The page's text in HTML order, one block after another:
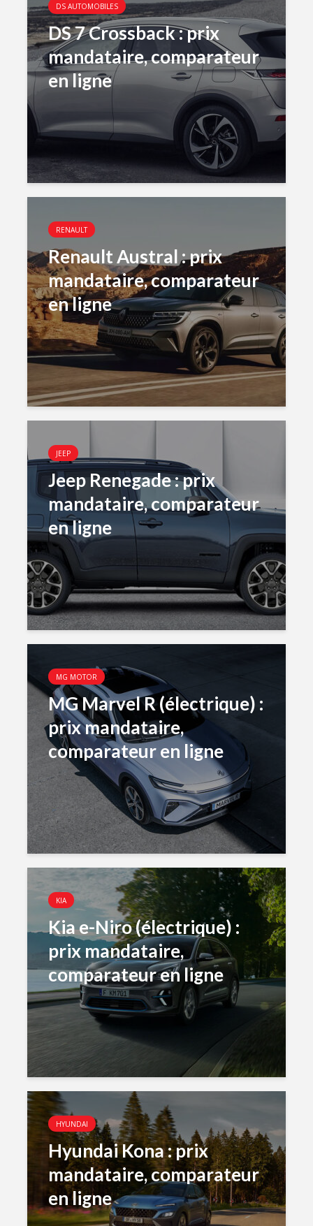
DS AUTOMOBILES
DS 7 Crossback : prix
mandataire, comparateur
en ligne
RENAULT
Renault Austral : prix
mandataire, comparateur
en ligne
JEEP
Jeep Renegade : prix
mandataire, comparateur
en ligne
MG MOTOR
MG Marvel R (électrique) :
prix mandataire,
comparateur en ligne
KIA
Kia e-Niro (électrique) :
prix mandataire,
comparateur en ligne
HYUNDAI
Hyundai Kona : prix
mandataire, comparateur
en ligne